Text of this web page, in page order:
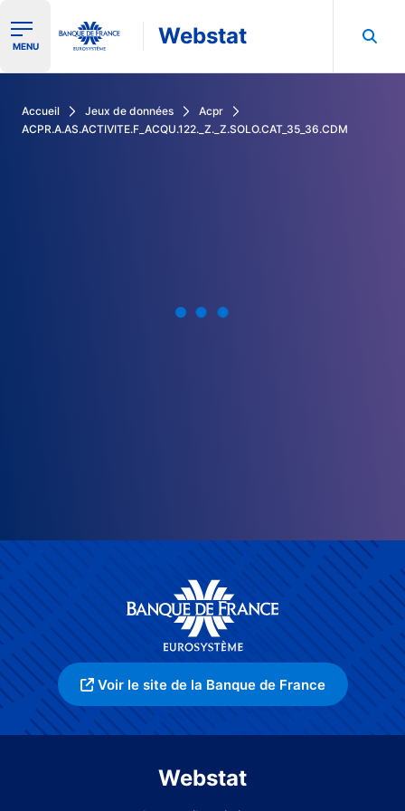
Ouvrir le menu de navigation
MENU Webstat
Accueil Jeux de données
Acpr
ACPR.A.AS.ACTIVITE.F_ACQU.122._Z._Z.SOLO.CAT_35_36.CDM
Voir le site de la Banque de France
Webstat